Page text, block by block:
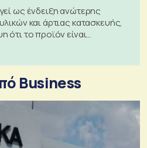
ως ένδειξη ανώτερης
και άρτιας κατασκευής,
ότι το προϊόν είναι
Business